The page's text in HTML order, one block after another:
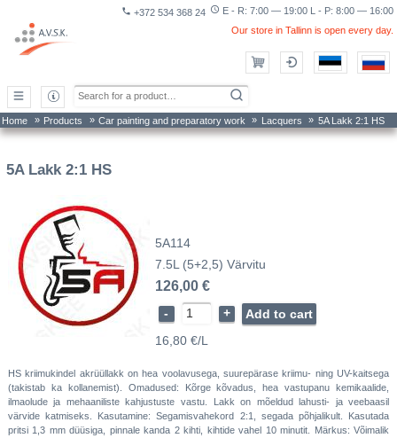
access_time E - R: 7:00 — 19:00 L - P: 8:00 — 16:00
phone +372 534 368 24
Our store in Tallinn is open every day.
Home » Products » Car painting and preparatory work » Lacquers » 5A Lakk 2:1 HS
5A Lakk 2:1 HS
5A114
7.5L (5+2,5) Värvitu
126,00 €
- +
Add to cart
16,80 €/L
HS kriimukindel akrüüllakk on hea voolavusega, suurepärase kriimu- ning UV-kaitsega
(takistab ka kollanemist). Omadused: Kõrge kõvadus, hea vastupanu kemikaalide,
ilmaolude ja mehaaniliste kahjustuste vastu. Lakk on mõeldud lahusti- ja veebaasil
värvide katmiseks. Kasutamine: Segamisvahekord 2:1, segada põhjalikult. Kasutada
pritsi 1,3 mm düüsiga, pinnale kanda 2 kihti, kihtide vahel 10 minutit. Märkus: Võimalik